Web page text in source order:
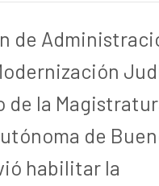
de
de la
de
habilitar la